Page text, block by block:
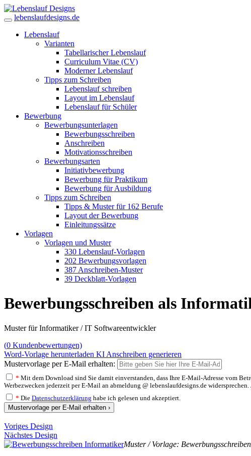
lebenslaufdesigns.de
Lebenslauf
Varianten
Tabellarischer Lebenslauf
Curriculum Vitae (CV)
Moderner Lebenslauf
Tipps zum Schreiben
Lebenslauf schreiben
Layout im Lebenslauf
Lebenslauf für Schüler
Bewerbung
Bewerbungsunterlagen
Bewerbungsschreiben
Anschreiben
Motivationsschreiben
Bewerbungsarten
Initiativbewerbung
Bewerbung für Praktikum
Bewerbung für Ausbildung
Tipps zum Schreiben
Tipps & Muster für 162 Berufe
Layout der Bewerbung
Einleitungssätze
Vorlagen
Vorlagen und Muster
330 Lebenslauf-Vorlagen
202 Bewerbungsvorlagen
387 Anschreiben-Muster
39 Deckblatt-Vorlagen
Bewerbungsschreiben als
Muster für Informatiker / IT Softwareentwickler
(0 Kundenbewertungen)
Word-Vorlage herunterladen KI Anschreiben generieren
Mustervorlage per E-Mail erhalten:
* Mit dem Download sind Sie damit einverstanden, dass Ihre E-Mail-Adresse vom
Werbezwecken jederzeit per E-Mail an abmeldung @ lebenslaufdesigns.de
* Die Datenschutzerklärung habe ich gelesen und akzeptiert.
Mustervorlage per E-Mail erhalten ›
Voriges Design
Nächstes Design
Muster / Vorlage: